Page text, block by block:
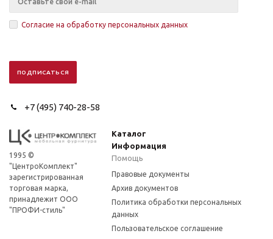
Согласие на обработку персональных данных
+7 (495) 740-28-58
1995 ©
"ЦентроКомплект"
зарегистрированная
торговая марка,
принадлежит ООО
"ПРОФИ-стиль"
Каталог
Информация
Помощь
Правовые документы
Архив документов
Политика обработки персональных
данных
Пользовательское соглашение